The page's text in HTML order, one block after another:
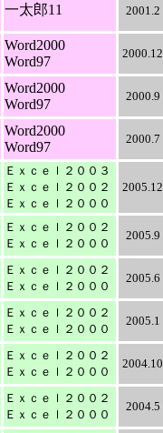
一太郎11 2001.2
Word2000
Word97
2000.12
Word2000
Word97
2000.9
Word2000
Word97
2000.7
Ｅｘｃｅｌ２００３
Ｅｘｃｅｌ２００２
Ｅｘｃｅｌ２０００
2005.12
Ｅｘｃｅｌ２００２
Ｅｘｃｅｌ２０００
2005.9
Ｅｘｃｅｌ２００２
Ｅｘｃｅｌ２０００
2005.6
Ｅｘｃｅｌ２００２
Ｅｘｃｅｌ２０００
2005.1
Ｅｘｃｅｌ２００２
Ｅｘｃｅｌ２０００
2004.10
Ｅｘｃｅｌ２００２
Ｅｘｃｅｌ２０００
2004.5